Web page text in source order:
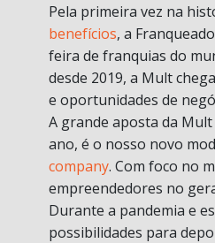
Pela primeira vez na
benefícios, a
feira de franquias do
desde 2019, a Mult
e oportunidades de
A grande aposta da Mult
ano, é o nosso novo
company. Com foco no
empreendedores no
Durante a pandemia e
possibilidades para